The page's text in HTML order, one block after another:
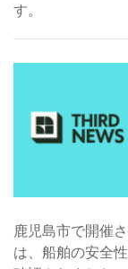
す。
鹿児島市で開催
は、船舶の安全